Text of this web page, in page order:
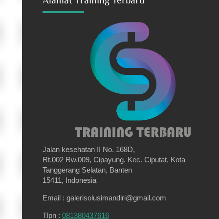
Jalan kesehatan II No. 168D,
Rt.002 Rw.009, Cipayung, Kec. Ciputat, Kota
Tanggerang Selatan, Banten
15411, Indonesia
Email : galerisolusimandiri@gmail.com
Tlpn : 081380437616